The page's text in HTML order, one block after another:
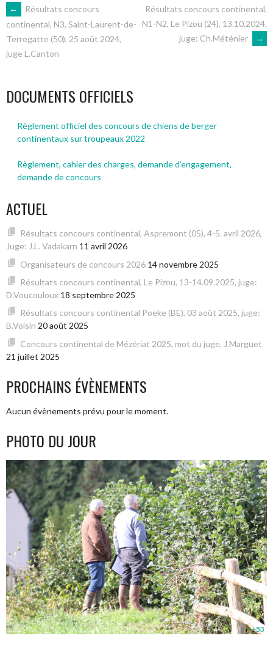
NAVIGATION
DES
ARTICLES
←
Résultats concours
continental, N3, Saint-Laurent-de-
Terregatte (50), 25 août 2024,
juge L.Canton
Résultats concours continental,
N1-N2, Le Pizou (24), 13.10.2024,
juge: Ch.Méténier
→
DOCUMENTS OFFICIELS
Règlement officiel des concours de chiens de berger
continentaux sur troupeaux 2022
Règlement, cahier des charges, demande d’engagement,
demande de concours
ACTUEL
Résultats concours continental, Aspremont (05), 4-5. avril 2026,
Juge: J.L. Vadakarn 11 avril 2026
Organisateurs de concours 2026 14 novembre 2025
Résultats concours continental, Le Pizou, 13-14.09.2025, juge:
D.Voucouloux 18 septembre 2025
Résultats concours continental Poeke (BE), 03 août 2025, juge:
B.Voisin 20 août 2025
Concours continental de Mézériat 2025, mot du juge, J.Marguet
21 juillet 2025
PROCHAINS ÉVÈNEMENTS
Aucun évènements prévu pour le moment.
PHOTO DU JOUR
+53